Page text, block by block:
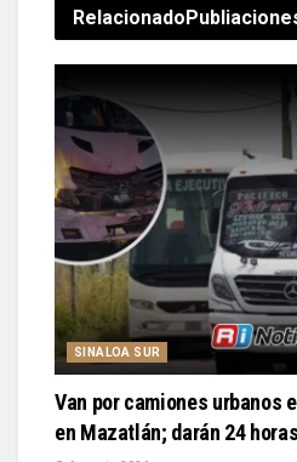
Relacionado
SINALOA SUR
Van por camiones urbanos
en Mazatlán; darán 24